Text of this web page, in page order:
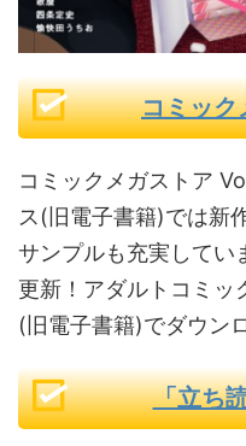
コミッ
コミックメガストア
ス(旧電子書籍)では新
サンプルも充実してい
更新！アダルトコミッ
(旧電子書籍)でダウン
「立ち